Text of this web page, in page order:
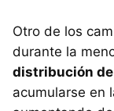
Otro de los
durante la
distribución
acumularse en